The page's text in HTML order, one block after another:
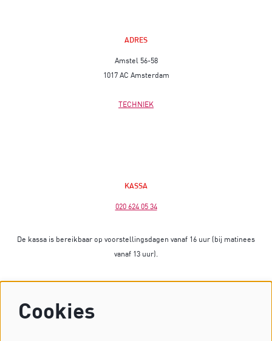
ADRES
Amstel 56-58
1017 AC Amsterdam
TECHNIEK
KASSA
020 624 05 34
De kassa is bereikbaar op voorstellingsdagen vanaf 16 uur (bij matinees
vanaf 13 uur).
Heb je vragen? Stuur dan een mailtje naar
Cookies